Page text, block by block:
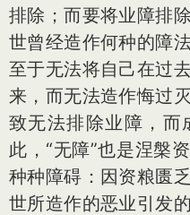
排除；而要将业障排
世曾经造作何种的障
至于无法将自己在过
来，而无法造作悔过
致无法排除业障，而
此，“无障”也是涅槃
种种障碍：因资粮匮
世所造作的恶业引发